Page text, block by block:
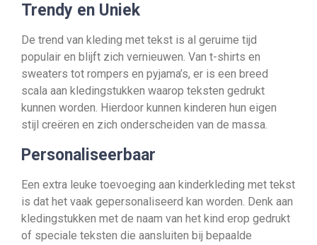
Trendy en Uniek
De trend van kleding met tekst is al geruime tijd
populair en blijft zich vernieuwen. Van t-shirts en
sweaters tot rompers en pyjama’s, er is een breed
scala aan kledingstukken waarop teksten gedrukt
kunnen worden. Hierdoor kunnen kinderen hun eigen
stijl creëren en zich onderscheiden van de massa.
Personaliseerbaar
Een extra leuke toevoeging aan kinderkleding met tekst
is dat het vaak gepersonaliseerd kan worden. Denk aan
kledingstukken met de naam van het kind erop gedrukt
of speciale teksten die aansluiten bij bepaalde